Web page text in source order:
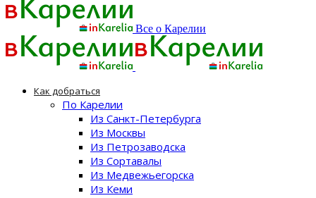
Все о Карелии
Как добраться
По Карелии
Из Санкт-Петербурга
Из Москвы
Из Петрозаводска
Из Сортавалы
Из Медвежьегорска
Из Кеми